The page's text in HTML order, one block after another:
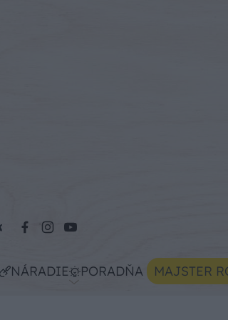
NÁRADIE PORADŇA MAJSTER